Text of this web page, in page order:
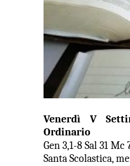
Venerdì V
Ordinario
Gen 3,1-8 Sal 31 Mc
Santa Scolastica,